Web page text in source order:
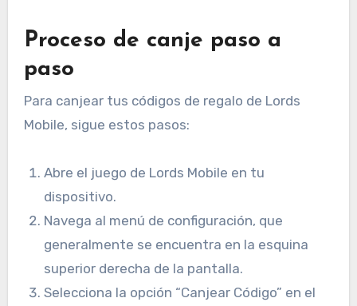
Proceso de canje paso a
paso
Para canjear tus códigos de regalo de Lords
Mobile, sigue estos pasos:
Abre el juego de Lords Mobile en tu
dispositivo.
Navega al menú de configuración, que
generalmente se encuentra en la esquina
superior derecha de la pantalla.
Selecciona la opción “Canjear Código” en el